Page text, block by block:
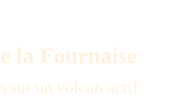
la Fournaise
sur un volcan actif